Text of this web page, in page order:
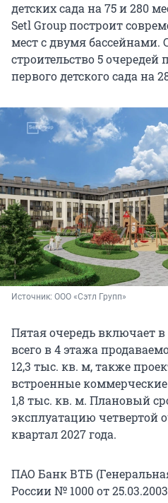
детских сада на 75 и 280
Setl Group построит
мест с двумя бассейнами.
строительство 5
первого детского сада на
Источник: ООО «Сэтл Групп»
Пятая очередь включает
всего в 4 этажа
12,3 тыс. кв. м, также
встроенные
1,8 тыс. кв. м. Плановый
эксплуатацию четвертой
квартал 2027 года.
ПАО Банк ВТБ
России № 1000 от